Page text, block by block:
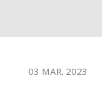
03 MAR. 2023